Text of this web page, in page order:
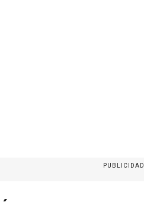
PUBLICIDAD